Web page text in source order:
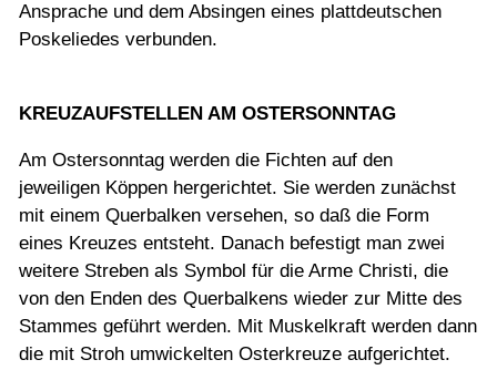
Ansprache und dem Absingen eines plattdeutschen
Poskeliedes verbunden.
KREUZAUFSTELLEN AM OSTERSONNTAG
Am Ostersonntag werden die Fichten auf den
jeweiligen Köppen hergerichtet. Sie werden zunächst
mit einem Querbalken versehen, so daß die Form
eines Kreuzes entsteht. Danach befestigt man zwei
weitere Streben als Symbol für die Arme Christi, die
von den Enden des Querbalkens wieder zur Mitte des
Stammes geführt werden. Mit Muskelkraft werden dann
die mit Stroh umwickelten Osterkreuze aufgerichtet.